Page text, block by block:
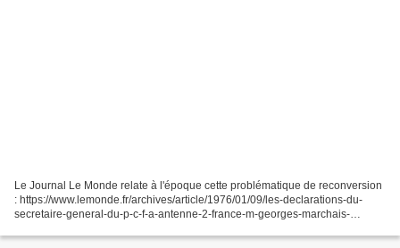
Le Journal Le Monde relate à l'époque cette problématique de reconversion
: https://www.lemonde.fr/archives/article/1976/01/09/les-declarations-du-
secretaire-general-du-p-c-f-a-antenne-2-france-m-georges-marchais-
merci...